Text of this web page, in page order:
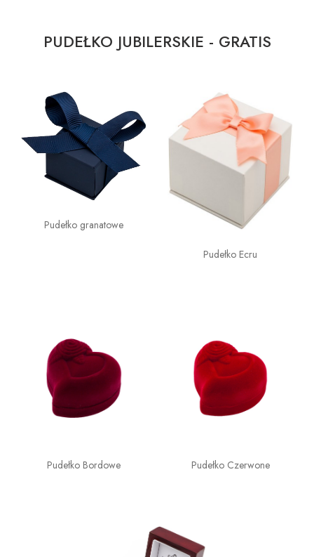
PUDEŁKO JUBILERSKIE - GRATIS
Pudełko granatowe
Pudełko Ecru
Pudełko Bordowe Pudełko Czerwone